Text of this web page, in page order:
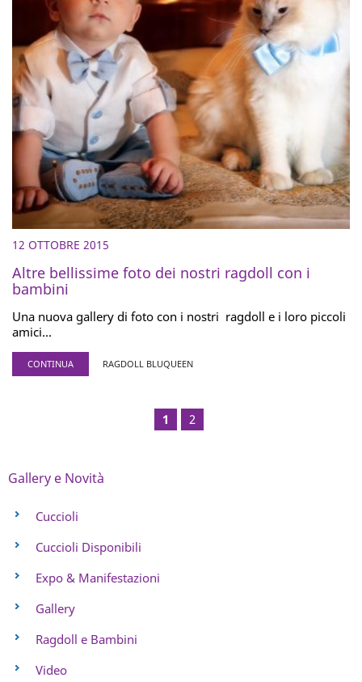
12 OTTOBRE 2015
Altre bellissime foto dei nostri ragdoll con i
bambini
Una nuova gallery di foto con i nostri ragdoll e i loro piccoli
amici...
CONTINUA RAGDOLL BLUQUEEN
1 2
Gallery e Novità
Cuccioli
Cuccioli Disponibili
Expo & Manifestazioni
Gallery
Ragdoll e Bambini
Video